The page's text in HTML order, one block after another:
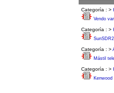
Categoría : >
Vendo
Categoría : >
Categoría : >
Mástil
Categoría : >
Kenwood